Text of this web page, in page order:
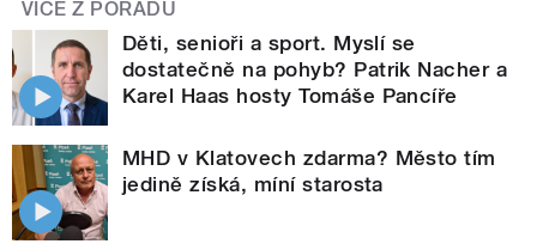
VÍCE Z POŘADU
Děti, senioři a sport. Myslí se
dostatečně na pohyb? Patrik Nacher a
Karel Haas hosty Tomáše Pancíře
MHD v Klatovech zdarma? Město tím
jedině získá, míní starosta